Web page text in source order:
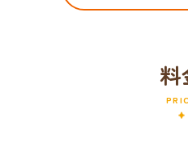
料